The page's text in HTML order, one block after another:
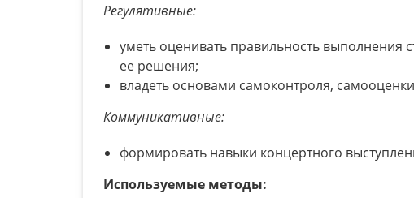
Регулятивные:
уметь оценивать правильность выполнения
ее решения;
владеть основами самоконтроля,
Коммуникативные:
формировать навыки концертного
Используемые методы: